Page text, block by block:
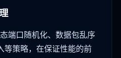
端口随机化、数据包乱序
等策略，在保证性能的前